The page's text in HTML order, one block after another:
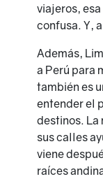
viajeros,
confusa. Y,
Además,
a Perú para
también es
entender el
destinos. La
sus calles
viene
raíces